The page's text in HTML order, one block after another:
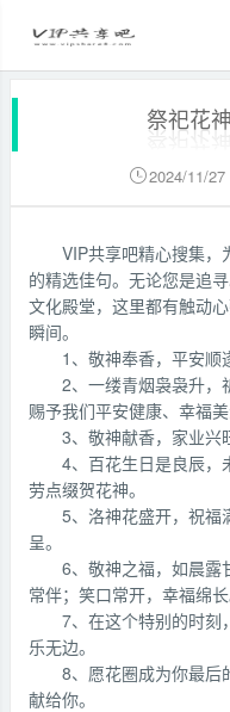
祭祀花
2024/11/27
VIP共享吧精心搜集，
的精选佳句。无论您是追
文化殿堂，这里都有触动
瞬间。
1、敬神奉香，平安顺
2、一缕青烟袅袅升，
赐予我们平安健康、幸福美
3、敬神献香，家业兴
4、百花生日是良辰，
劳点缀贺花神。
5、洛神花盛开，祝福
呈。
6、敬神之福，如晨露
常伴；笑口常开，幸福绵长
7、在这个特别的时刻
乐无边。
8、愿花圈成为你最后
献给你。